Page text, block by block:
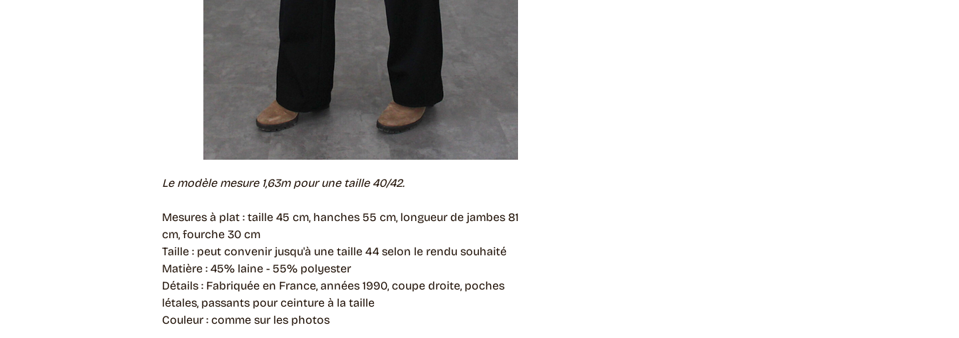
Le modèle mesure 1,63m pour une taille 40/42.
Mesures à plat : taille 45 cm, hanches 55 cm, longueur de jambes 81
cm, fourche 30 cm
Taille : peut convenir jusqu'à une taille 44 selon le rendu souhaité
Matière : 45% laine - 55% polyester
Détails : Fabriquée en France, années 1990, coupe droite, poches
létales, passants pour ceinture à la taille
Couleur : comme sur les photos